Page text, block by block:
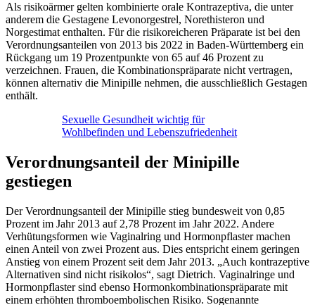
Als risikoärmer gelten kombinierte orale Kontrazeptiva, die unter
anderem die Gestagene Levonorgestrel, Norethisteron und
Norgestimat enthalten. Für die risikoreicheren Präparate ist bei den
Verordnungsanteilen von 2013 bis 2022 in Baden-Württemberg ein
Rückgang um 19 Prozentpunkte von 65 auf 46 Prozent zu
verzeichnen. Frauen, die Kombinationspräparate nicht vertragen,
können alternativ die Minipille nehmen, die ausschließlich Gestagen
enthält.
Sexuelle Gesundheit wichtig für
Wohlbefinden und Lebenszufriedenheit
Verordnungsanteil der Minipille
gestiegen
Der Verordnungsanteil der Minipille stieg bundesweit von 0,85
Prozent im Jahr 2013 auf 2,78 Prozent im Jahr 2022. Andere
Verhütungsformen wie Vaginalring und Hormonpflaster machen
einen Anteil von zwei Prozent aus. Dies entspricht einem geringen
Anstieg von einem Prozent seit dem Jahr 2013. „Auch kontrazeptive
Alternativen sind nicht risikolos“, sagt Dietrich. Vaginalringe und
Hormonpflaster sind ebenso Hormonkombinationspräparate mit
einem erhöhten thromboembolischen Risiko. Sogenannte